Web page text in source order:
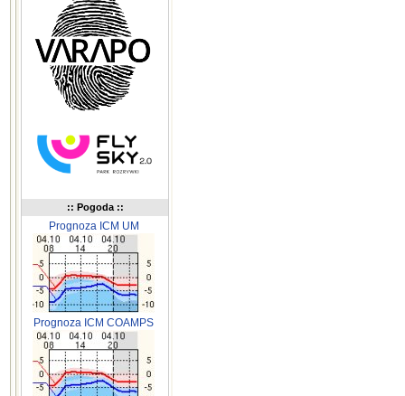
:: Pogoda ::
Prognoza ICM UM
Prognoza ICM COAMPS